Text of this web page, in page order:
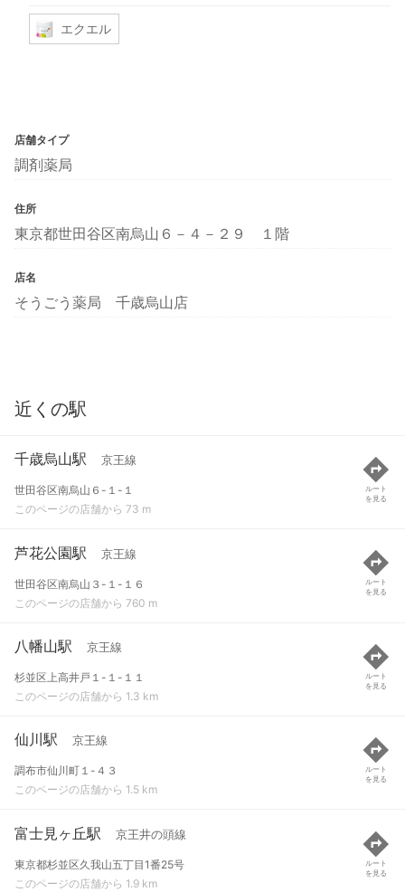
エクエル
店舗タイプ
調剤薬局
住所
東京都世田谷区南烏山６－４－２９ １階
店名
そうごう薬局 千歳烏山店
近くの駅
千歳烏山駅 京王線
世田谷区南烏山６-１-１
このページの店舗から 73 m
ルート
を見る
芦花公園駅 京王線
世田谷区南烏山３-１-１６
このページの店舗から 760 m
ルート
を見る
八幡山駅 京王線
杉並区上高井戸１-１-１１
このページの店舗から 1.3 km
ルート
を見る
仙川駅 京王線
調布市仙川町１-４３
このページの店舗から 1.5 km
ルート
を見る
富士見ヶ丘駅 京王井の頭線
東京都杉並区久我山五丁目1番25号
このページの店舗から 1.9 km
ルート
を見る